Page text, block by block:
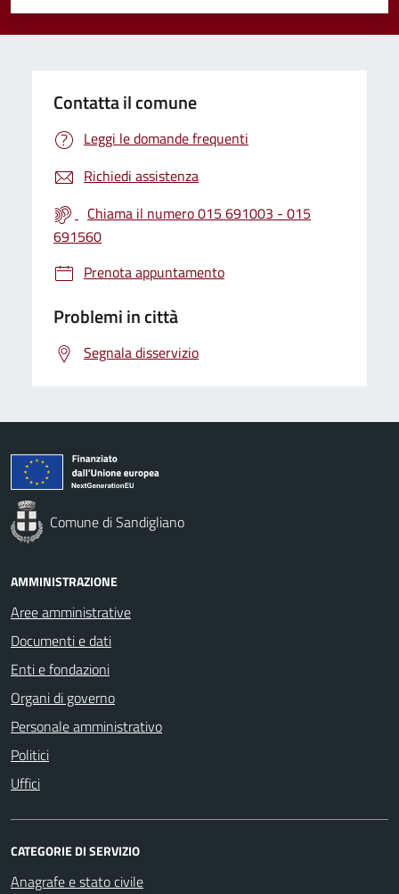
Valuta 5 stelle su 5
Valuta 4 stelle su 5
Valuta 3 stelle su 5
Valuta 2 stelle su 5
Valuta 1 stelle su 5
Contatta il comune
Leggi le domande frequenti
Richiedi assistenza
Chiama il numero 015 691003 - 015
691560
Prenota appuntamento
Problemi in città
Segnala disservizio
Comune di Sandigliano
AMMINISTRAZIONE
Aree amministrative
Documenti e dati
Enti e fondazioni
Organi di governo
Personale amministrativo
Politici
Uffici
CATEGORIE DI SERVIZIO
Anagrafe e stato civile